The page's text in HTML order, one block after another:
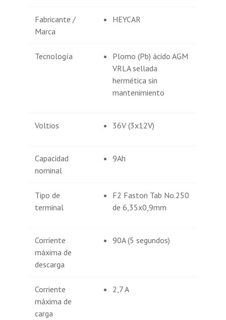
Fabricante /
Marca
HEYCAR
Tecnología
Plomo (Pb) ácido AGM
VRLA sellada
hermética sin
mantenimiento
Voltios 36V (3x12V)
Capacidad
nominal
9Ah
Tipo de
terminal
F2 Faston Tab No.250
de 6,35x0,9mm
Corriente
máxima de
descarga
90A (5 segundos)
Corriente
máxima de
carga
2,7 A